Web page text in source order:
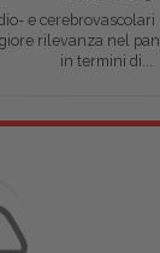
e
rilevanza nel
in termini di...